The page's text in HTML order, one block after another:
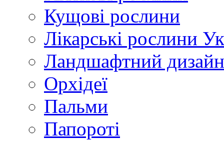
Кущові рослини
Лікарські рослини
Ландшафтний дизайн
Орхідеї
Пальми
Папороті